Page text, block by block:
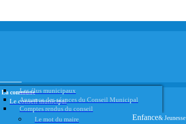
La commune
Le conseil municipal
Les élus municipaux
Annonce des séances du Conseil Municipal
Comptes rendus du conseil
Le mot du maire
Enfance& Jeunesse